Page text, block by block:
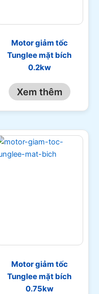
Motor giảm tốc
Tunglee mặt bích
0.2kw
Xem thêm
Motor giảm tốc
Tunglee mặt bích
0.75kw